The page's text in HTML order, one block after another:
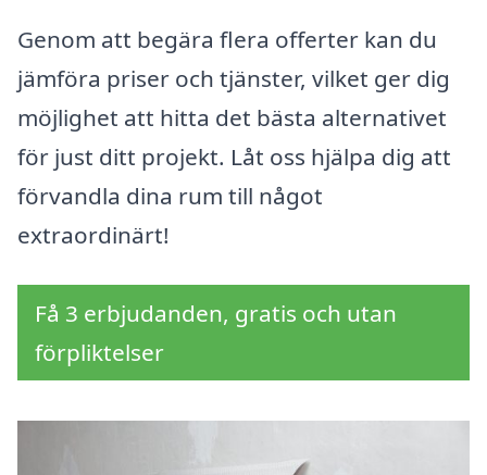
Genom att begära flera offerter kan du
jämföra priser och tjänster, vilket ger dig
möjlighet att hitta det bästa alternativet
för just ditt projekt. Låt oss hjälpa dig att
förvandla dina rum till något
extraordinärt!
Få 3 erbjudanden, gratis och utan
förpliktelser